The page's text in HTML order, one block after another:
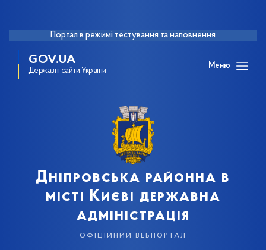
Портал в режимі тестування та наповнення
GOV.UA
Державні сайти України
Меню
Дніпровська районна в
місті Києві державна
адміністрація
офіційний вебпортал